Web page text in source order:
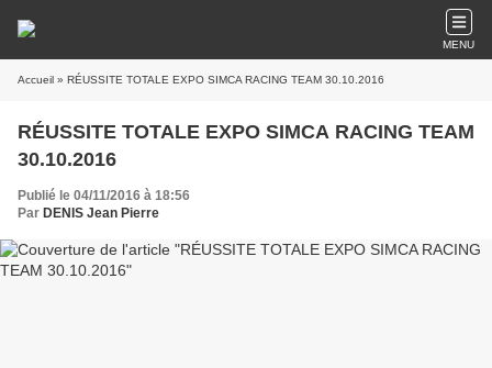
MENU
Accueil » RÉUSSITE TOTALE EXPO SIMCA RACING TEAM 30.10.2016
RÉUSSITE TOTALE EXPO SIMCA RACING TEAM
30.10.2016
Publié le 04/11/2016 à 18:56
Par DENIS Jean Pierre